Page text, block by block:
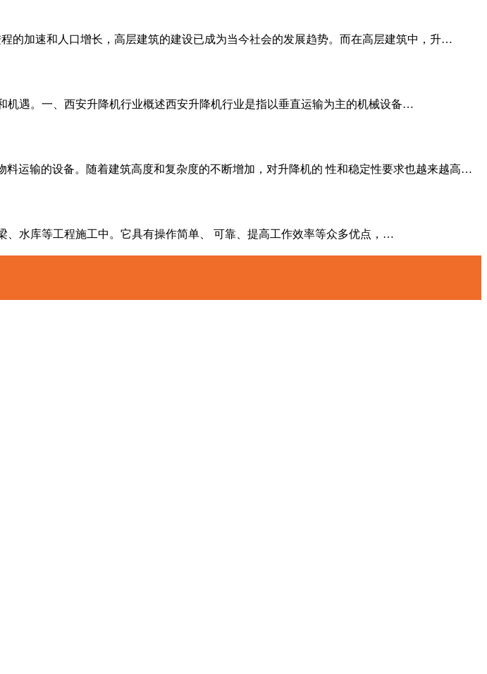
和人口增长，高层建筑的建设已成为当今社会的发展趋势。而在高层建筑中，升…
机遇。一、西安升降机行业概述西安升降机行业是指以垂直运输为主的机械设备…
运输的设备。随着建筑高度和复杂度的不断增加，对升降机的 性和稳定性要求也越来越高…
库等工程施工中。它具有操作简单、 可靠、提高工作效率等众多优点，…